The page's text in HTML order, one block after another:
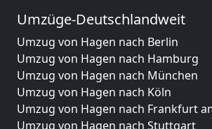
Umzüge-Deutschlandweit
Umzug von Hagen nach Berlin
Umzug von Hagen nach Hamburg
Umzug von Hagen nach München
Umzug von Hagen nach Köln
Umzug von Hagen nach Frankfurt
Umzug von Hagen nach Stuttgart